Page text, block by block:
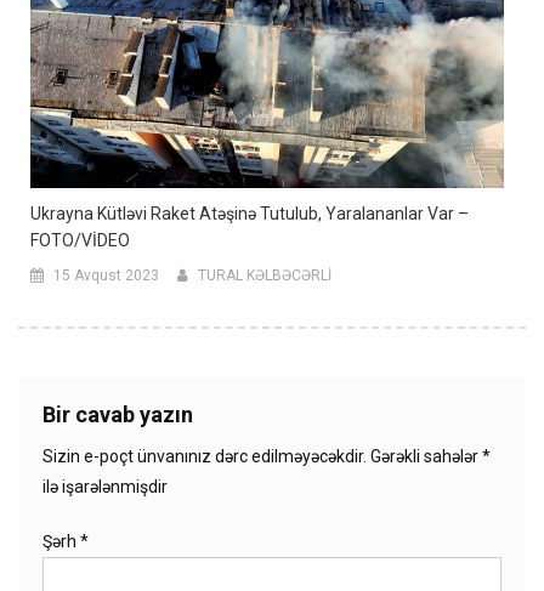
Ukrayna Kütləvi Raket Atəşinə Tutulub, Yaralananlar Var –
FOTO/VİDEO
15 Avqust 2023 TURAL KƏLBƏCƏRLİ
Bir cavab yazın
Sizin e-poçt ünvanınız dərc edilməyəcəkdir. Gərəkli sahələr*
ilə işarələnmişdir
Şərh *